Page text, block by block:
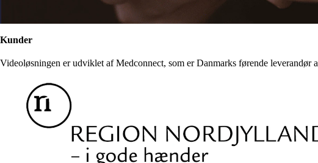
Kunder
Videoløsningen er udviklet af Medconnect, som er Danmarks førende leverandør